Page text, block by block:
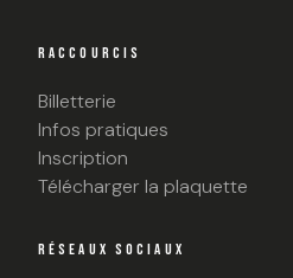
RACCOURCIS
Billetterie
Infos pratiques
Inscription
Télécharger la plaquette
RÉSEAUX SOCIAUX